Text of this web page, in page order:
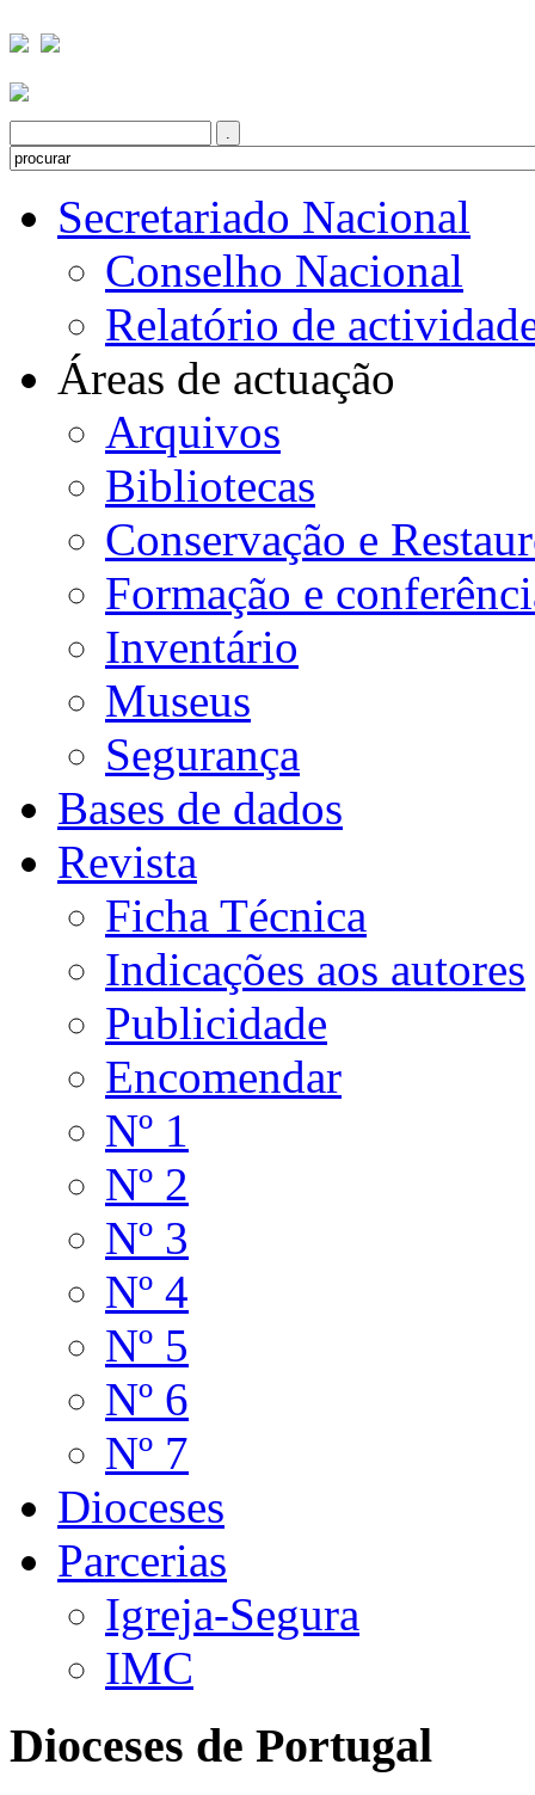
Secretariado Nacional
Conselho Nacional
Relatório de
Áreas de actuação
Arquivos
Bibliotecas
Conservação e
Formação e
Inventário
Museus
Segurança
Bases de dados
Revista
Ficha Técnica
Indicações aos autores
Publicidade
Encomendar
Nº 1
Nº 2
Nº 3
Nº 4
Nº 5
Nº 6
Nº 7
Dioceses
Parcerias
Igreja-Segura
IMC
Dioceses de Portugal